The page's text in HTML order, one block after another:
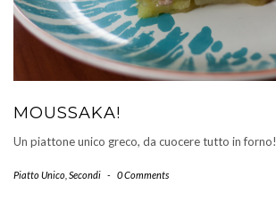
MOUSSAKA!
Un piattone unico greco, da cuocere tutto in forno!
Piatto Unico Secondi - 0 Comments